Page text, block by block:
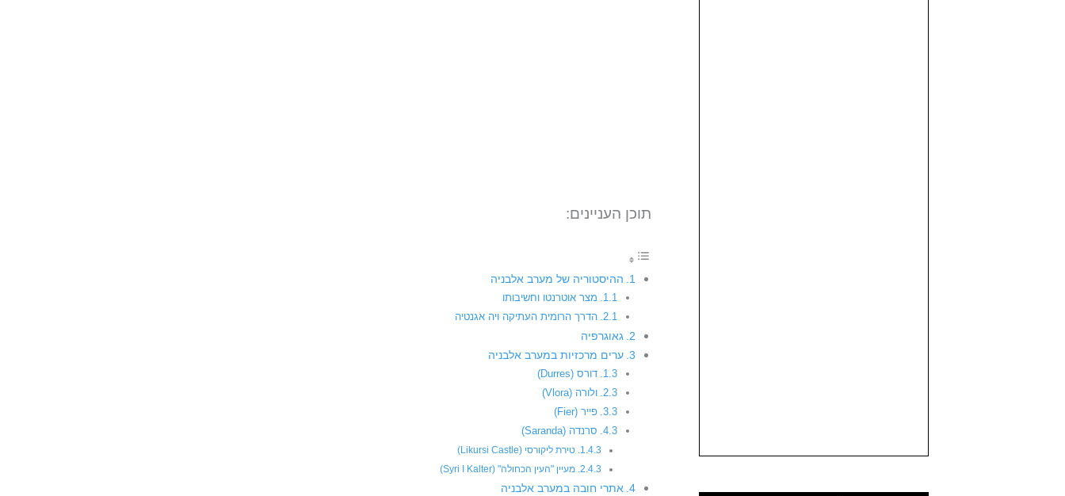
תוכן העניינים:
ההיסטוריה של מערב אלבניה
מצר אוטרנטו וחשיבותו
הדרך הרומית העתיקה ויה אגנטיה
גאוגרפיה
ערים מרכזיות במערב אלבניה
דורס (Durres)
ולורה (Vlora)
פייר (Fier)
סרנדה (Saranda)
טירת ליקורסי (Likursi Castle)
מעיין "העין הכחולה" (Syri I Kalter)
אתרי חובה במערב אלבניה